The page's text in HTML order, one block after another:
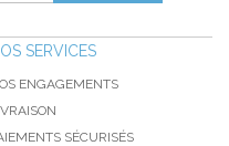
SERVICES
ENGAGEMENTS
SÉCURISÉS